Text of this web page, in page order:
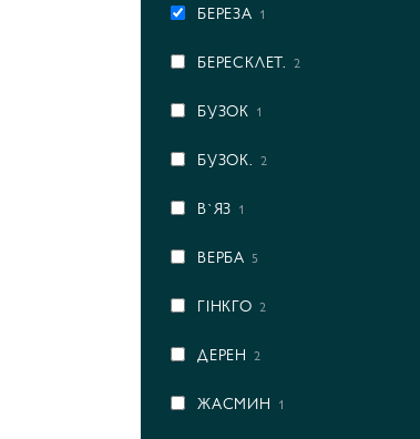
БЕРЕЗА 1
БЕРЕСКЛЕТ. 2
БУЗОК 1
БУЗОК. 2
В`ЯЗ 1
ВЕРБА 5
ГІНКГО 2
ДЕРЕН 2
ЖАСМИН 1